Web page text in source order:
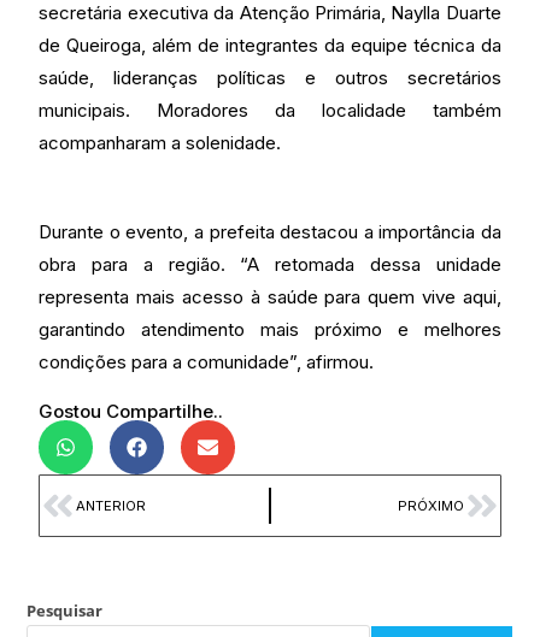
secretária executiva da Atenção Primária, Naylla Duarte
de Queiroga, além de integrantes da equipe técnica da
saúde, lideranças políticas e outros secretários
municipais. Moradores da localidade também
acompanharam a solenidade.
Durante o evento, a prefeita destacou a importância da
obra para a região. “A retomada dessa unidade
representa mais acesso à saúde para quem vive aqui,
garantindo atendimento mais próximo e melhores
condições para a comunidade”, afirmou.
Gostou Compartilhe..
ANTERIOR PRÓXIMO
Pesquisar